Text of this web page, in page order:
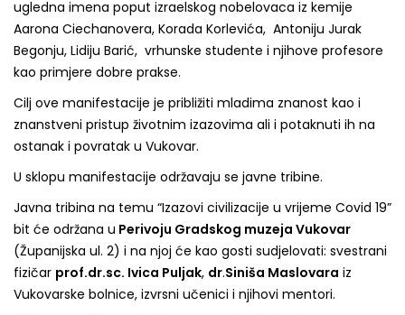
ugledna imena poput izraelskog nobelovaca iz kemije
Aarona Ciechanovera, Korada Korlevića, Antoniju Jurak
Begonju, Lidiju Barić, vrhunske studente i njihove profesore
kao primjere dobre prakse.
Cilj ove manifestacije je približiti mladima znanost kao i
znanstveni pristup životnim izazovima ali i potaknuti ih na
ostanak i povratak u Vukovar.
U sklopu manifestacije održavaju se javne tribine.
Javna tribina na temu “Izazovi civilizacije u vrijeme Covid 19”
bit će održana u Perivoju Gradskog muzeja Vukovar
(Županijska ul. 2) i na njoj će kao gosti sudjelovati: svestrani
fizičar prof.dr.sc. Ivica Puljak, dr.Siniša Maslovara iz
Vukovarske bolnice, izvrsni učenici i njihovi mentori.